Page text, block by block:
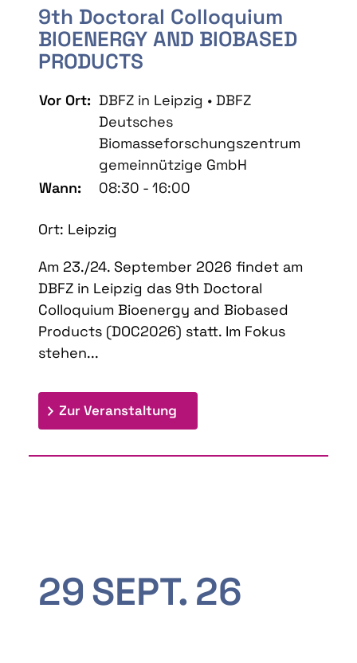
9th Doctoral Colloquium
BIOENERGY AND BIOBASED
PRODUCTS
Vor Ort: DBFZ in Leipzig • DBFZ
Deutsches
Biomasseforschungszentrum
gemeinnützige GmbH
Wann:
08:30 - 16:00
Ort: Leipzig
Am 23./24. September 2026 findet am
DBFZ in Leipzig das 9th Doctoral
Colloquium Bioenergy and Biobased
Products (DOC2026) statt. Im Fokus
stehen...
Zur Veranstaltung
29SEPT. 26